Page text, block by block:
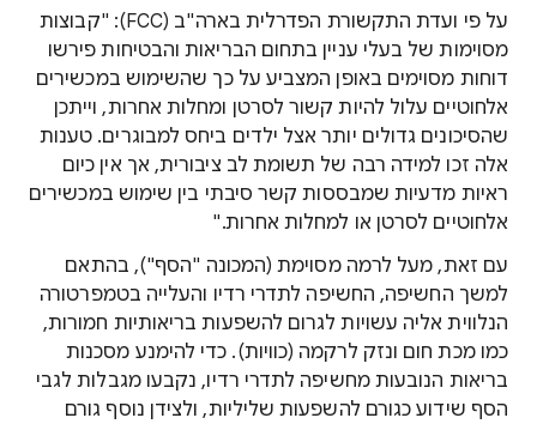
על פי ועדת התקשורת הפדרלית בארה"ב (FCC): "קבוצות
מסוימות של בעלי עניין בתחום הבריאות והבטיחות פירשו
דוחות מסוימים באופן המצביע על כך שהשימוש במכשירים
אלחוטיים עלול להיות קשור לסרטן ומחלות אחרות, וייתכן
שהסיכונים גדולים יותר אצל ילדים ביחס למבוגרים. טענות
אלה זכו למידה רבה של תשומת לב ציבורית, אך אין כיום
ראיות מדעיות שמבססות קשר סיבתי בין שימוש במכשירים
אלחוטיים לסרטן או למחלות אחרות."
עם זאת, מעל לרמה מסוימת (המכונה "הסף"), בהתאם
למשך החשיפה, החשיפה לתדרי רדיו והעלייה בטמפרטורה
הנלווית אליה עשויות לגרום להשפעות בריאותיות חמורות,
כמו מכת חום ונזק לרקמה (כוויות). כדי להימנע מסכנות
בריאות הנובעות מחשיפה לתדרי רדיו, נקבעו מגבלות לגבי
הסף שידוע כגורם להשפעות שליליות, ולצידן נוסף גורם